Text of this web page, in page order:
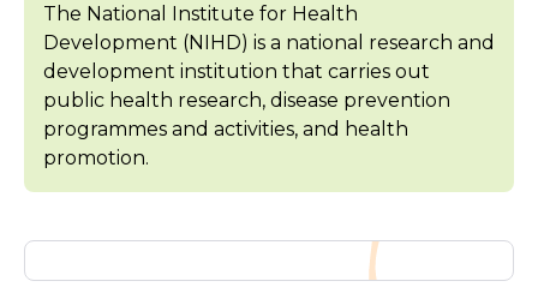
The National Institute for Health
Development (NIHD) is a national research and
development institution that carries out
public health research, disease prevention
programmes and activities, and health
promotion.